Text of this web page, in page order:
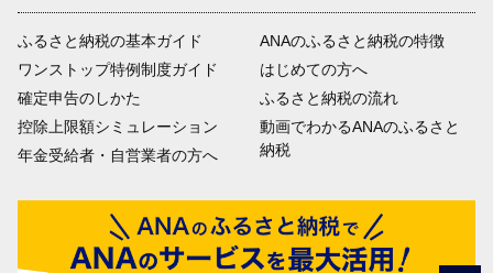
ふるさと納税の基本ガイド
ワンストップ特例制度ガイド
確定申告のしかた
控除上限額シミュレーション
年金受給者・自営業者の方へ
ANAのふるさと納税の特徴
はじめての方へ
ふるさと納税の流れ
動画でわかるANAのふるさと
納税